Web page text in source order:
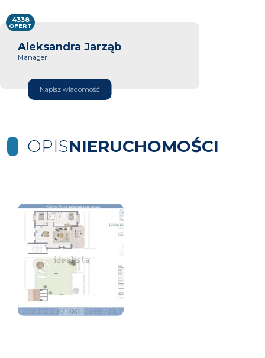
Aleksandra Jarząb
Manager
Napisz wiadomość
4338
OFERT
OPISNIERUCHOMOŚCI